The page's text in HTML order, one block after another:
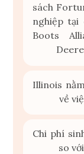
sách
nghiệp tại
Boots
Illinois
về
Chi phí
so